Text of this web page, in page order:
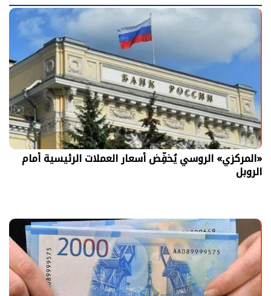
«المركزي» الروسي يُخفِّض أسعار العملات الرئيسية أمام
الروبل